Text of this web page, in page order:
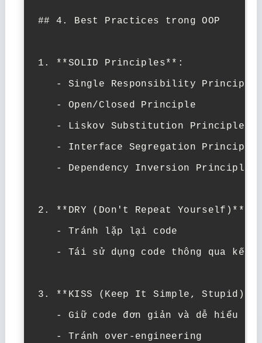
## 4. Best Practices trong OOP
1. **SOLID Principles**:
   - Single Responsibility Principle
   - Open/Closed Principle
   - Liskov Substitution Principle
   - Interface Segregation Principle
   - Dependency Inversion Principle
2. **DRY (Don't Repeat Yourself)**:
   - Tránh lặp lại code
- Tái sử dụng code thông qua kế
3. **KISS (Keep It Simple,
   - Giữ code đơn giản và dễ hiểu
   - Tránh over-engineering